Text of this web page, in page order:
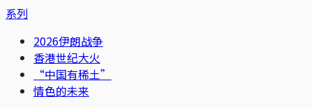
系列
2026伊朗战争
香港世纪大火
“中国有稀土”
情色的未来